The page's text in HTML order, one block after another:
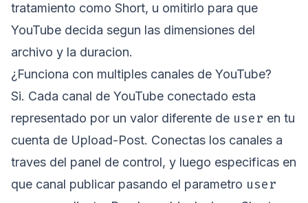
tratamiento como Short, u omitirlo para que
YouTube decida segun las dimensiones del
archivo y la duracion.
¿Funciona con multiples canales de YouTube?
Si. Cada canal de YouTube conectado esta
representado por un valor diferente de user en tu
cuenta de Upload-Post. Conectas los canales a
traves del panel de control, y luego especificas en
que canal publicar pasando el parametro user